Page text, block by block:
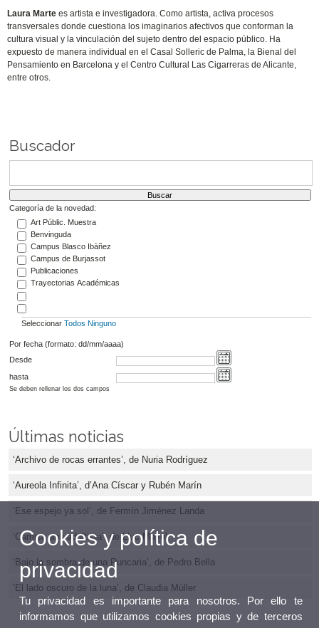
Laura Marte es artista e investigadora. Como artista, activa procesos
transversales donde cuestiona los imaginarios afectivos que conforman la
cultura visual y la vinculación del sujeto dentro del espacio público. Ha
expuesto de manera individual en el Casal Solleric de Palma, la Bienal del
Pensamiento en Barcelona y el Centro Cultural Las Cigarreras de Alicante,
entre otros.
Buscador
Categoría de la novedad:
Art Públic. Muestra
Benvinguda
Campus Blasco Ibàñez
Campus de Burjassot
Publicaciones
Trayectorias Académicas
Seleccionar Todos Ninguno
Por fecha (formato: dd/mm/aaaa)
Desde
hasta
Se deben rellenar los dos campos
Últimas noticias
‘Archivo de rocas errantes’, de Nuria Rodríguez
‘Aureola Infinita’, d’Ana Císcar y Rubén Marín
‘Ese espejo ya sol’, de Fermín Jiménez Landa
‘Camisa anti-adultista’, de Lluc Mayol
‘Bajo la sombra de una Runcaria’, de Pedro Bella
‘El lado oscuro de la luna’, de Claudia Müller
Cookies y política de
privacidad
Tu privacidad es importante para nosotros. Por ello te
informamos que utilizamos cookies propias y de terceros